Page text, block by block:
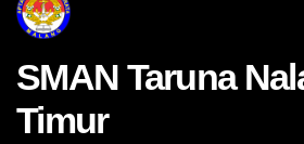
SMAN Taruna
Timur